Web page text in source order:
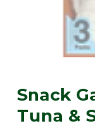
Snack
Tuna &